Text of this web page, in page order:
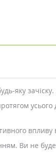
яку
впливу
Ви не